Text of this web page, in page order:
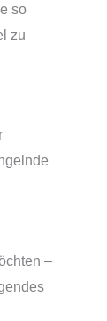
so
zu
–